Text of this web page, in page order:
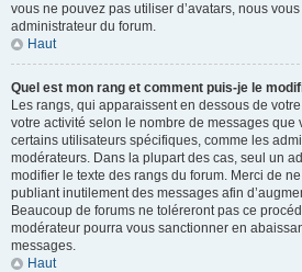
vous ne pouvez pas utiliser d’avatars, nous
administrateur du forum.
Haut
Quel est mon rang et comment puis-je le
Les rangs, qui apparaissent en dessous de
votre activité selon le nombre de messages
certains utilisateurs spécifiques, comme les
modérateurs. Dans la plupart des cas, seul un
modifier le texte des rangs du forum. Merci de
publiant inutilement des messages afin
Beaucoup de forums ne toléreront pas ce
modérateur pourra vous sanctionner en
messages.
Haut